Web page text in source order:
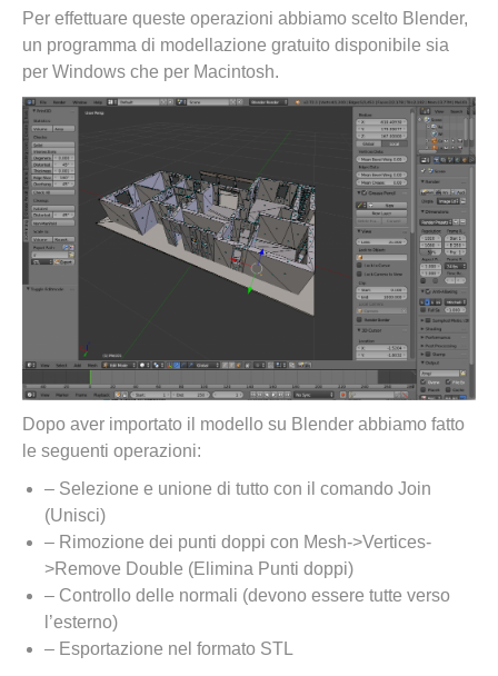
Per effettuare queste operazioni abbiamo scelto Blender,
un programma di modellazione gratuito disponibile sia
per Windows che per Macintosh.
Dopo aver importato il modello su Blender abbiamo fatto
le seguenti operazioni:
– Selezione e unione di tutto con il comando Join
(Unisci)
– Rimozione dei punti doppi con Mesh->Vertices-
>Remove Double (Elimina Punti doppi)
– Controllo delle normali (devono essere tutte verso
l’esterno)
– Esportazione nel formato STL